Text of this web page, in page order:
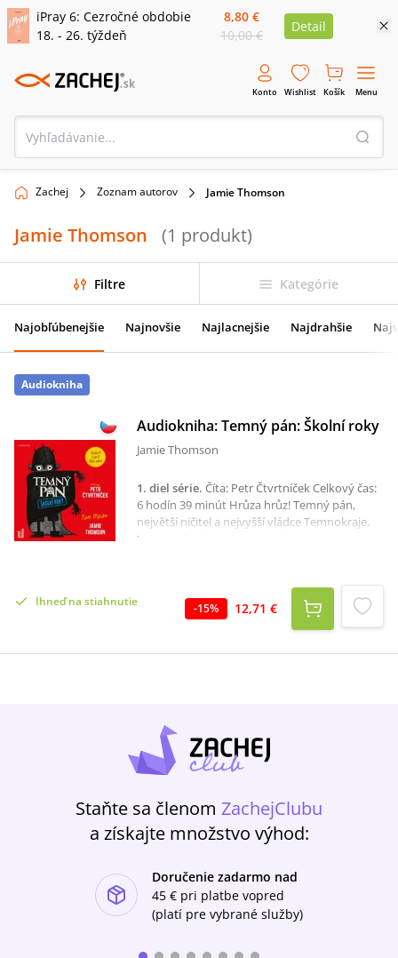
iPray 6: Cezročné obdobie
18. - 26. týždeň
8,80 €
10,00 €
Detail
Konto Wishlist Košík Menu
Zachej Zoznam autorov Jamie Thomson
Jamie Thomson (1 produkt)
Filtre Kategórie
Najobľúbenejšie Najnovšie Najlacnejšie Najdrahšie
Audiokniha
Audiokniha: Temný pán: Školní roky
Jamie Thomson
1. diel série. Číta: Petr Čtvrtníček Celkový čas:
6 hodín 39 minút Hrůza hrůz! Temný pán,
největší ničitel a nejvyšší vládce Temnokraje,
byl v závěrečné bitvě mezi silami dobra a zla
jménem Země. A to ke všemu v neduživém
těle jakéhosi třináctiletého pozemského
spratka. Může ho snad potkat ještě něco
získat zpět ztracenou důstojnost, sílu a říši,
vymývání mozků (rozuměj: ve škole), dvěma
šíleným pronásledovatelům (alias
psychoterapeutům) a taky neustálému
posměchu a neúctě svých poddaných.
Ihneď na stiahnutie -15% 12,71 €
Staňte sa členom ZachejClubu
a získajte množstvo výhod:
Doručenie zadarmo nad
45 € pri platbe vopred
(platí pre vybrané služby)